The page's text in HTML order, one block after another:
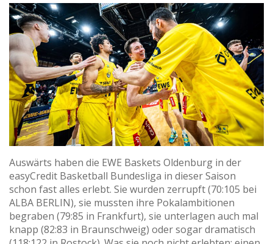
Auswärts haben die EWE Baskets Oldenburg in der
easyCredit Basketball Bundesliga in dieser Saison
schon fast alles erlebt. Sie wurden zerrupft (70:105 bei
ALBA BERLIN), sie mussten ihre Pokalambitionen
begraben (79:85 in Frankfurt), sie unterlagen auch mal
knapp (82:83 in Braunschweig) oder sogar dramatisch